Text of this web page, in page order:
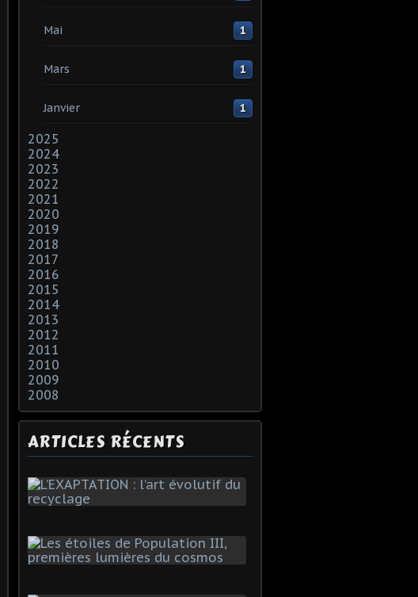
Mai 1
Mars 1
Janvier 1
2025
2024
2023
2022
2021
2020
2019
2018
2017
2016
2015
2014
2013
2012
2011
2010
2009
2008
ARTICLES RÉCENTS